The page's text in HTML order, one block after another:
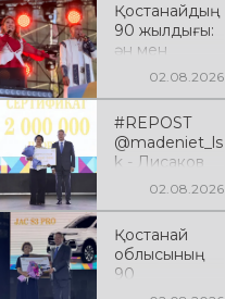
Қостанайдың
90 жылдығы:
ән мен
әсерге толы
02.08.2026
#REPOST
@madeniet_ls
k - Лисаков
қаласы
құрылғанына
90 жыл
толуына
02.08.2026
Қостанай
облысының
90
жылдығына